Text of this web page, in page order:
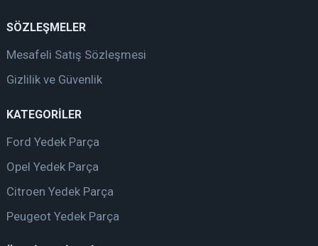
SÖZLEŞMELER
Mesafeli Satış Sözleşmesi
Gizlilik ve Güvenlik
KATEGORİLER
Ford Yedek Parça
Opel Yedek Parça
Citroen Yedek Parça
Peugeot Yedek Parça